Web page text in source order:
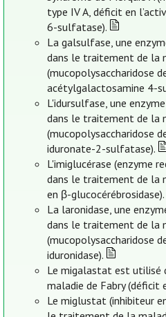
type IV A, déficit en
6-sulfatase).
La galsulfase, une
dans le traitement de la
(mucopolysaccharidose
acétylgalactosamine 4-
L'idursulfase, une
dans le traitement de la
(mucopolysaccharidose
iduronate-2-sulfatase).
L'imiglucérase (enzyme
dans le traitement de la
en β-glucocérébrosidase).
La laronidase, une
dans le traitement de la
(mucopolysaccharidose
iduronidase).
Le migalastat est utilisé
maladie de Fabry (déficit
Le miglustat (inhibiteur